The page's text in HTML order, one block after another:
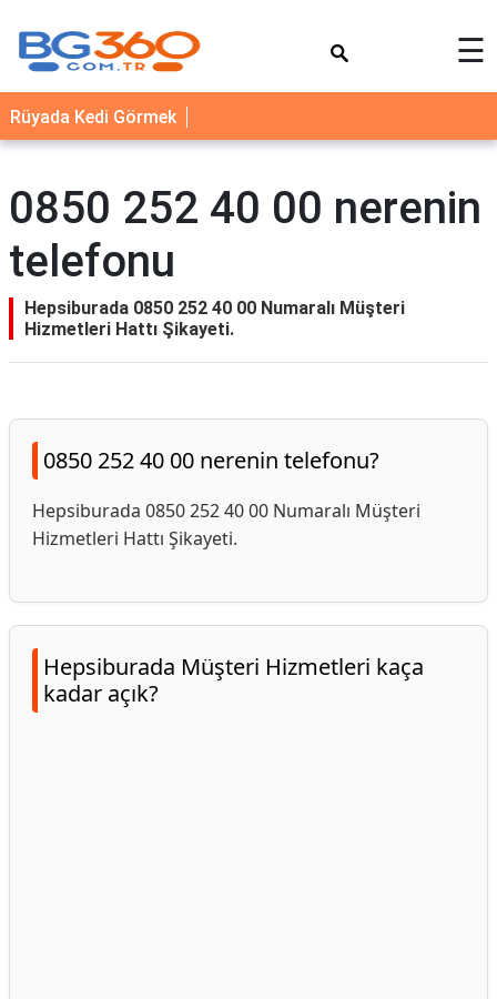
YEMEK
TARİFLERİ
NEDİR
FAYDALARI
İLETİŞİM
☰
Rüyada Kedi Görmek
0850 252 40 00 nerenin
telefonu
Hepsiburada 0850 252 40 00 Numaralı Müşteri
Hizmetleri Hattı Şikayeti.
0850 252 40 00 nerenin telefonu?
Hepsiburada 0850 252 40 00 Numaralı Müşteri
Hizmetleri Hattı Şikayeti.
Hepsiburada Müşteri Hizmetleri kaça
kadar açık?